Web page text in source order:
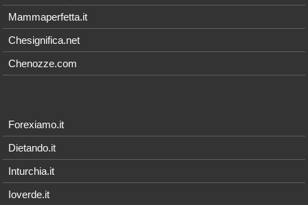
Mammaperfetta.it
Chesignifica.net
Chenozze.com
Forexiamo.it
Dietando.it
Inturchia.it
Ioverde.it